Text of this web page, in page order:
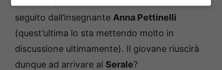
seguito dall’insegnante Anna Pettinelli
(quest’ultima lo sta mettendo molto in
discussione ultimamente). Il giovane riuscirà
dunque ad arrivare al Serale?